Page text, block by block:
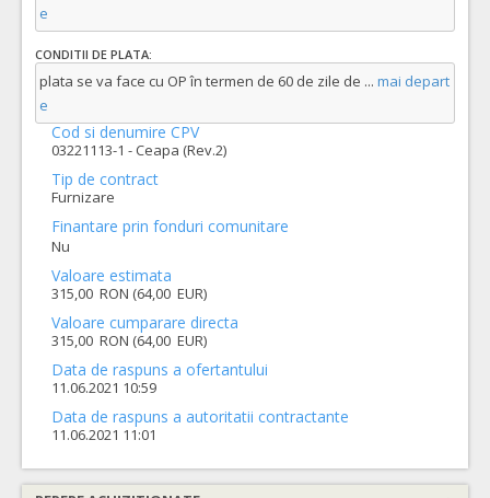
e
CONDITII DE PLATA:
plata se va face cu OP în termen de 60 de zile de ... mai depart
e
Cod si denumire CPV
03221113-1 - Ceapa (Rev.2)
Tip de contract
Furnizare
Finantare prin fonduri comunitare
Nu
Valoare estimata
315,00 RON (64,00 EUR)
Valoare cumparare directa
315,00 RON (64,00 EUR)
Data de raspuns a ofertantului
11.06.2021 10:59
Data de raspuns a autoritatii contractante
11.06.2021 11:01